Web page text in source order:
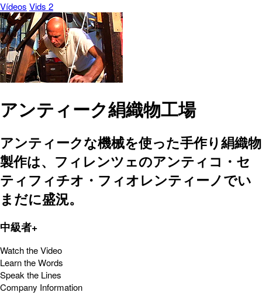
Vídeos Vids 2
アンティーク絹織物工場
アンティークな機械を使った手作り絹織物
製作は、フィレンツェのアンティコ・セ
ティフィチオ・フィオレンティーノでい
まだに盛況。
中級者+
Watch the Video
Learn the Words
Speak the Lines
Company Information